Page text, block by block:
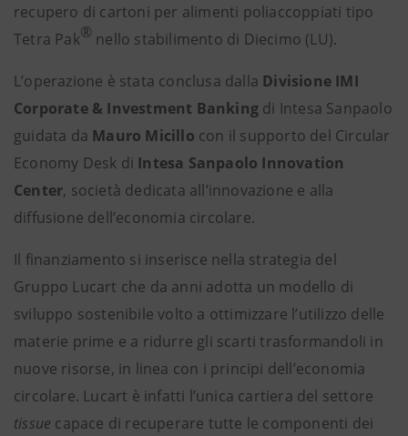
recupero di cartoni per alimenti poliaccoppiati tipo
Tetra Pak® nello stabilimento di Diecimo (LU).
L’operazione è stata conclusa dalla Divisione IMI
Corporate & Investment Banking di Intesa Sanpaolo
guidata da Mauro Micillo con il supporto del Circular
Economy Desk di Intesa Sanpaolo Innovation
Center, società dedicata all’innovazione e alla
diffusione dell’economia circolare.
Il finanziamento si inserisce nella strategia del
Gruppo Lucart che da anni adotta un modello di
sviluppo sostenibile volto a ottimizzare l’utilizzo delle
materie prime e a ridurre gli scarti trasformandoli in
nuove risorse, in linea con i principi dell’economia
circolare. Lucart è infatti l’unica cartiera del settore
tissue capace di recuperare tutte le componenti dei